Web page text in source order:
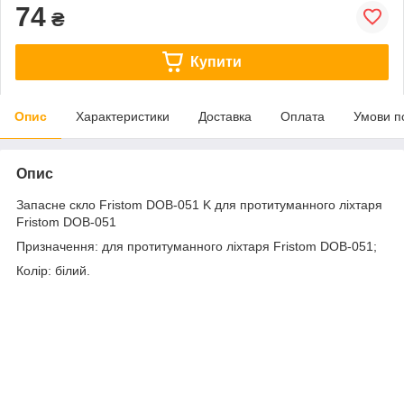
74 ₴
Купити
Опис Характеристики Доставка Оплата Умови
Опис
Запасне скло Fristom DOB-051 K для протитуманного ліхтаря
Fristom DOB-051
Призначення: для протитуманного ліхтаря Fristom DOB-051;
Колір: білий.